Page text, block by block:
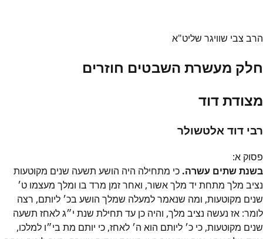
הרב צבי שוויגר שליט"א
חלק מעשרת השבטים חוזרים
מצודת דוד
רבי דוד אלטשולר
פסוק א:
בשנת שתים עשרה. כי מתחילה היה הושע תשעה שנים מקוטעות
נציב מלך מתחת יד מלך אשור, ואחר זמן מרד בו ומלך מעצמו ט׳
שנים מקוטעות, ומה שנאמר למעלה שמלך הושע בכ׳ ליותם, רצה
לומר: אז נעשה נציב מלך, והיה כן עד תחילת שנת י״ג לאחז תשעה
שנים מקוטעות, כי כ׳ ליותם הוא ה׳ לאחז, כי יותם מת בי״ו למלכו,